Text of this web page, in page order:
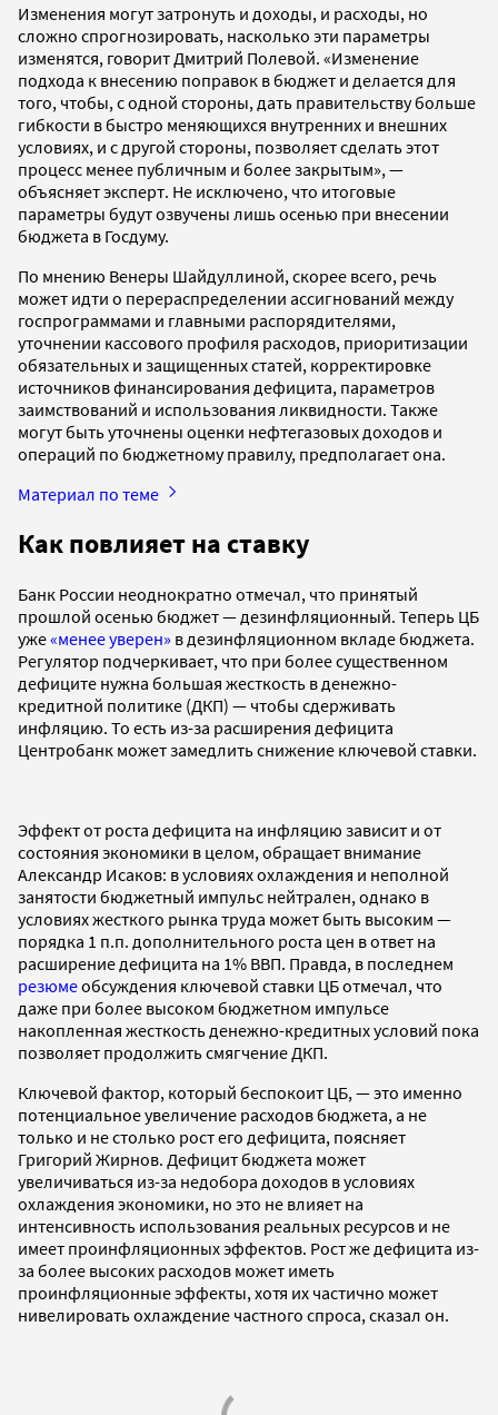
Изменения могут затронуть и доходы, и расходы, но
сложно спрогнозировать, насколько эти параметры
изменятся, говорит Дмитрий Полевой. «Изменение
подхода к внесению поправок в бюджет и делается для
того, чтобы, с одной стороны, дать правительству больше
гибкости в быстро меняющихся внутренних и внешних
условиях, и с другой стороны, позволяет сделать этот
процесс менее публичным и более закрытым», —
объясняет эксперт. Не исключено, что итоговые
параметры будут озвучены лишь осенью при внесении
бюджета в Госдуму.
По мнению Венеры Шайдуллиной, скорее всего, речь
может идти о перераспределении ассигнований между
госпрограммами и главными распорядителями,
уточнении кассового профиля расходов, приоритизации
обязательных и защищенных статей, корректировке
источников финансирования дефицита, параметров
заимствований и использования ликвидности. Также
могут быть уточнены оценки нефтегазовых доходов и
операций по бюджетному правилу, предполагает она.
Материал по теме
Как повлияет на ставку
Банк России неоднократно отмечал, что принятый
прошлой осенью бюджет — дезинфляционный. Теперь ЦБ
уже«менее уверен» в дезинфляционном вкладе бюджета.
Регулятор подчеркивает, что при более существенном
дефиците нужна большая жесткость в денежно-
кредитной политике (ДКП) — чтобы сдерживать
инфляцию. То есть из-за расширения дефицита
Центробанк может замедлить снижение ключевой ставки.
Эффект от роста дефицита на инфляцию зависит и от
состояния экономики в целом, обращает внимание
Александр Исаков: в условиях охлаждения и неполной
занятости бюджетный импульс нейтрален, однако в
условиях жесткого рынка труда может быть высоким —
порядка 1 п.п. дополнительного роста цен в ответ на
расширение дефицита на 1% ВВП. Правда, в последнем
резюмеобсуждения ключевой ставки ЦБ отмечал, что
даже при более высоком бюджетном импульсе
накопленная жесткость денежно-кредитных условий пока
позволяет продолжить смягчение ДКП.
Ключевой фактор, который беспокоит ЦБ, — это именно
потенциальное увеличение расходов бюджета, а не
только и не столько рост его дефицита, поясняет
Григорий Жирнов. Дефицит бюджета может
увеличиваться из-за недобора доходов в условиях
охлаждения экономики, но это не влияет на
интенсивность использования реальных ресурсов и не
имеет проинфляционных эффектов. Рост же дефицита из-
за более высоких расходов может иметь
проинфляционные эффекты, хотя их частично может
нивелировать охлаждение частного спроса, сказал он.